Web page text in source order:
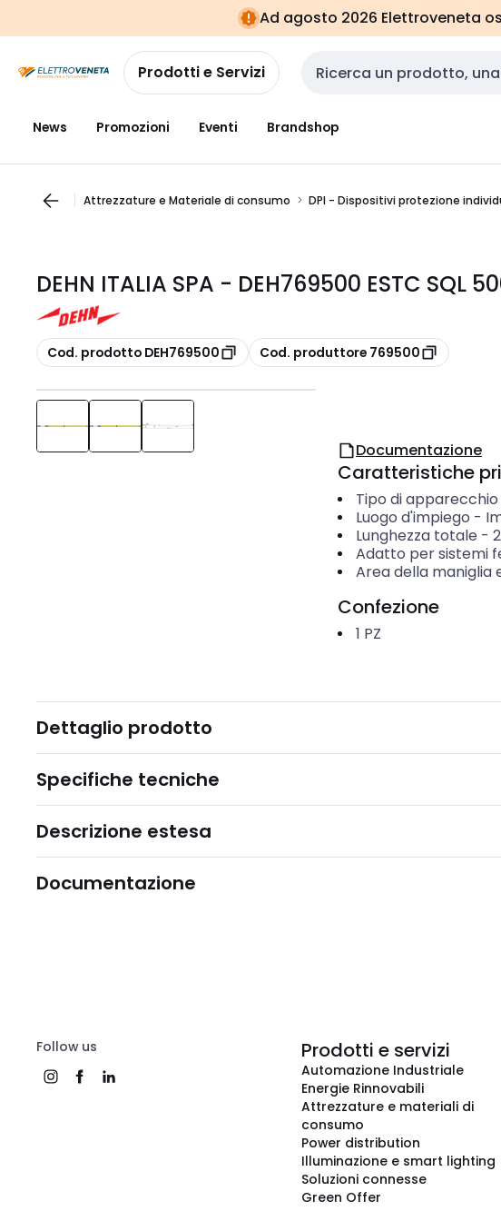
navigazionealla
pagina
Ad agosto 2026 Elettroveneta
Prodotti e Servizi Cerca input
News Promozioni Eventi Brandshop
Attrezzature e Materiale di consumo DPI - Dispositivi protezione
DEHN ITALIA SPA - DEH769500 ESTC SQL
copia
Cod. prodotto DEH769500 copia
Cod. produttore 769500
Documentazione
Caratteristiche
Tipo di apparecchio
Luogo d'impiego -
Lunghezza totale -
Adatto per sistemi
Area della maniglia
Confezione
1 PZ
Dettaglio prodotto
Specifiche tecniche
Descrizione estesa
Documentazione
Follow us Prodotti e servizi
Automazione Industriale
Energie Rinnovabili
Attrezzature e materiali di
consumo
Power distribution
Illuminazione e smart lighting
Soluzioni connesse
Green Offer